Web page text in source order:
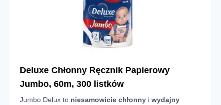
Deluxe Chłonny Ręcznik Papierowy
Jumbo, 60m, 300 listków
Jumbo Delux to niesamowicie chłonny i wydajny